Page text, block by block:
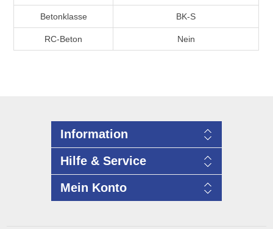
Betonklasse BK-S
RC-Beton Nein
Information
Hilfe & Service
Mein Konto